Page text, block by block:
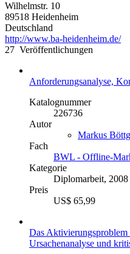
Wilhelmstr. 10
89518 Heidenheim
Deutschland
http://www.ba-heidenheim.de/
27 Veröffentlichungen
Anforderungsanalyse,
Katalognummer
226736
Autor
Markus
Fach
BWL - Offline-
Kategorie
Diplomarbeit, 2008
Preis
US$ 65,99
Das
Ursachenanalyse und